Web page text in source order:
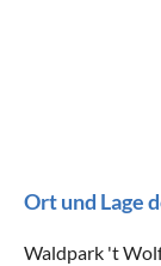
Geräte und
Boot
Ort und Lage
Waldpark 't